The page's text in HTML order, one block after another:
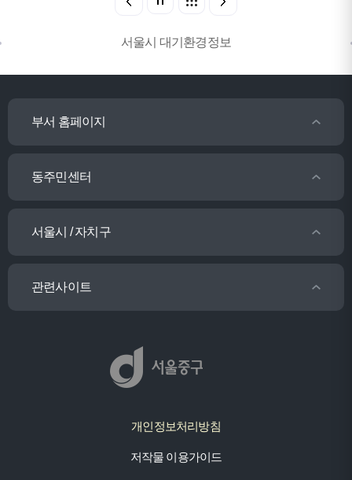
서울시 대기환경정보
부서 홈페이지
동주민센터
서울시 / 자치구
관련사이트
개인정보처리방침
저작물 이용가이드